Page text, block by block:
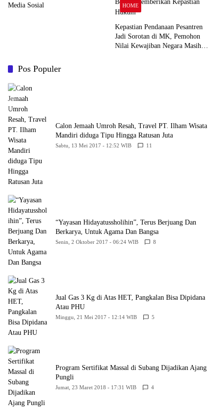
Media Sosial
HOME
Kepastian Pendanaan Pesantren
Jadi Sorotan di MK, Pemohon
Nilai Kewajiban Negara Masih
Pos Populer
Calon Jemaah Umroh Resah, Travel PT. Ilham Wisata
Mandiri diduga Tipu Hingga Ratusan Juta
Sabtu, 13 Mei 2017 - 12:52 WIB 11
“Yayasan Hidayatussholihin”, Terus Berjuang Dan
Berkarya, Untuk Agama Dan Bangsa
Senin, 2 Oktober 2017 - 06:24 WIB 8
Jual Gas 3 Kg di Atas HET, Pangkalan Bisa Dipidana
Atau PHU
Minggu, 21 Mei 2017 - 12:14 WIB 5
Program Sertifikat Massal di Subang Dijadikan Ajang
Pungli
Jumat, 23 Maret 2018 - 17:31 WIB 4